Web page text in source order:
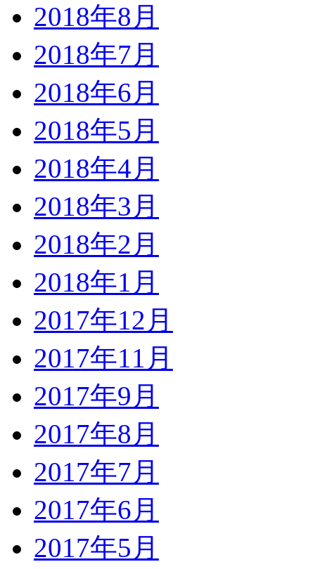
2018年8月
2018年7月
2018年6月
2018年5月
2018年4月
2018年3月
2018年2月
2018年1月
2017年12月
2017年11月
2017年9月
2017年8月
2017年7月
2017年6月
2017年5月